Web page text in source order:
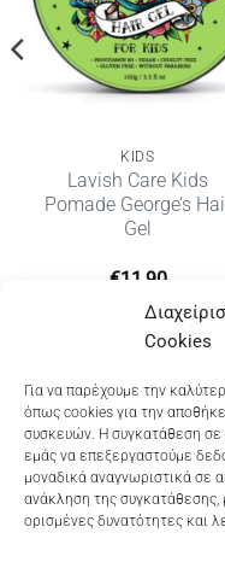
Cookies
Για να παρέχουμε την
όπως cookies για την
συσκευών. Η συγκατάθεση σε
εμάς να επεξεργαστούμε
μοναδικά αναγνωριστικά σε
ανάκληση της συγκατάθεσης,
ορισμένες δυνατότητες και
KIDS
Lavish Care Kids
Pomade George’s
Gel
€11,90
Dioni Hair Care,
Dioni Hair Spa, Κ.